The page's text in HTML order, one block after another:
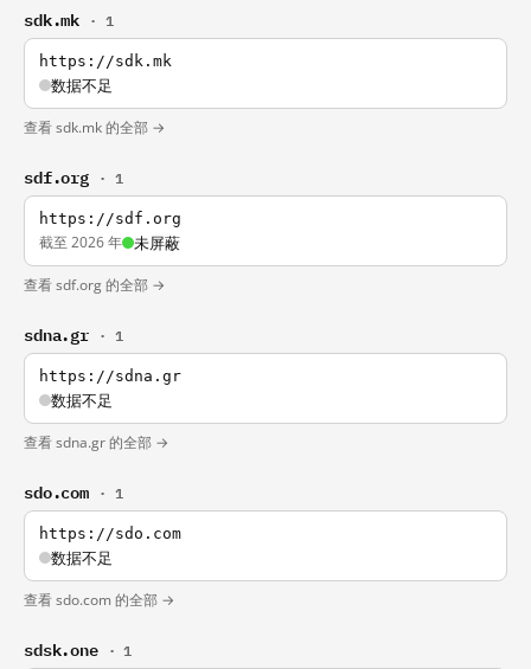
sdk.mk · 1
https://sdk.mk
数据不足
查看 sdk.mk 的全部 →
sdf.org · 1
https://sdf.org
截至 2026 年 未屏蔽
查看 sdf.org 的全部 →
sdna.gr · 1
https://sdna.gr
数据不足
查看 sdna.gr 的全部 →
sdo.com · 1
https://sdo.com
数据不足
查看 sdo.com 的全部 →
sdsk.one · 1